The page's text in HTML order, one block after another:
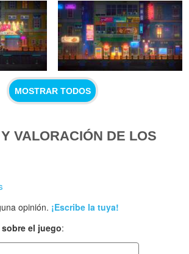
MOSTRAR TODOS
VALORACIÓN DE LOS
opinión. ¡Escribe la tuya!
el juego: